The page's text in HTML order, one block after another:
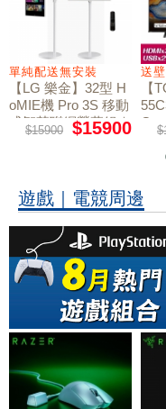
禮
單純配送無安裝
【LG 樂金】32型 H
oMIE機 Pro 3S 移動
式智慧聯網螢幕組｜
單純配送
$15900 $15900
送
【
器
+
遊戲｜電競周邊